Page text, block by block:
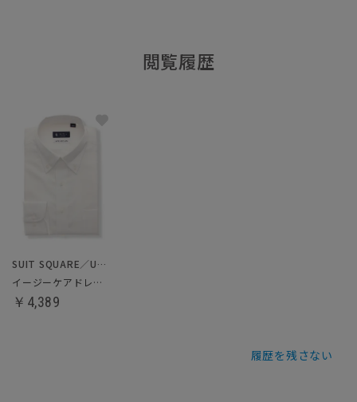
閲覧履歴
SUIT SQUARE／UNIVERSAL LANGUAGE
イージーケアドレスシャツ
￥4,389
履歴を残さない